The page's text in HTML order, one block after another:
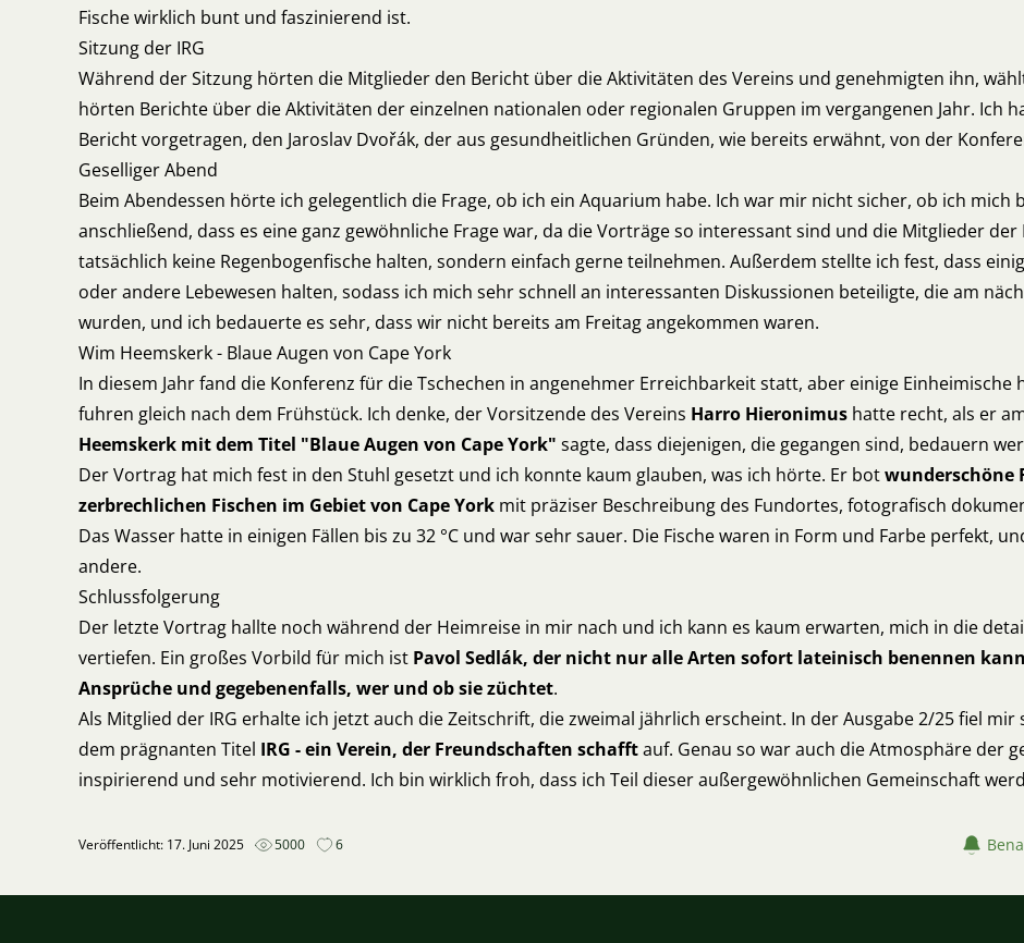
Fische wirklich bunt und faszinierend ist.
Sitzung der IRG
Während der Sitzung hörten die Mitglieder den Bericht über die Aktivitäten des Vereins und genehmigten ihn,
hörten Berichte über die Aktivitäten der einzelnen nationalen oder regionalen Gruppen im vergangenen Jahr. Ich
Bericht vorgetragen, den Jaroslav Dvořák, der aus gesundheitlichen Gründen, wie bereits erwähnt, von der
Geselliger Abend
Beim Abendessen hörte ich gelegentlich die Frage, ob ich ein Aquarium habe. Ich war mir nicht sicher, ob ich
anschließend, dass es eine ganz gewöhnliche Frage war, da die Vorträge so interessant sind und die Mitglieder
tatsächlich keine Regenbogenfische halten, sondern einfach gerne teilnehmen. Außerdem stellte ich fest, dass
oder andere Lebewesen halten, sodass ich mich sehr schnell an interessanten Diskussionen beteiligte, die am
wurden, und ich bedauerte es sehr, dass wir nicht bereits am Freitag angekommen waren.
Wim Heemskerk - Blaue Augen von Cape York
In diesem Jahr fand die Konferenz für die Tschechen in angenehmer Erreichbarkeit statt, aber einige Einheimische
fuhren gleich nach dem Frühstück. Ich denke, der Vorsitzende des Vereins Harro Hieronimus hatte recht, als er
Heemskerk mit dem Titel "Blaue Augen von Cape York" sagte, dass diejenigen, die gegangen sind, bedauern
Der Vortrag hat mich fest in den Stuhl gesetzt und ich konnte kaum glauben, was ich hörte. Er botwunderschöne
zerbrechlichen Fischen im Gebiet von Cape York mit präziser Beschreibung des Fundortes, fotografisch
Das Wasser hatte in einigen Fällen bis zu 32 °C und war sehr sauer. Die Fische waren in Form und Farbe perfekt,
andere.
Schlussfolgerung
Der letzte Vortrag hallte noch während der Heimreise in mir nach und ich kann es kaum erwarten, mich in die
vertiefen. Ein großes Vorbild für mich ist Pavol Sedlák, der nicht nur alle Arten sofort lateinisch benennen
Ansprüche und gegebenenfalls, wer und ob sie züchtet.
Als Mitglied der IRG erhalte ich jetzt auch die Zeitschrift, die zweimal jährlich erscheint. In der Ausgabe 2/25 fiel
dem prägnanten Titel IRG - ein Verein, der Freundschaften schafftauf. Genau so war auch die Atmosphäre der
inspirierend und sehr motivierend. Ich bin wirklich froh, dass ich Teil dieser außergewöhnlichen Gemeinschaft
Veröffentlicht: 17. Juni 2025 5000 6